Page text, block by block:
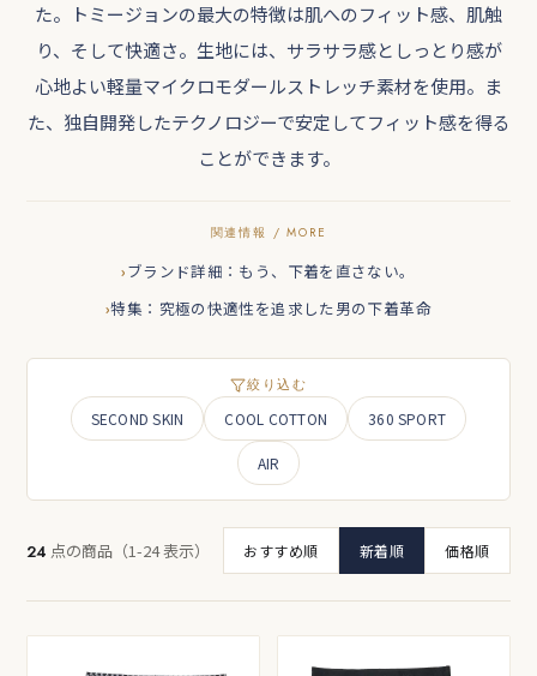
た。トミージョンの最大の特徴は肌へのフィット感、肌触
り、そして快適さ。生地には、サラサラ感としっとり感が
心地よい軽量マイクロモダールストレッチ素材を使用。ま
た、独自開発したテクノロジーで安定してフィット感を得る
ことができます。
ブランド詳細：もう、下着を直さない。
特集：究極の快適性を追求した男の下着革命
絞り込む
SECOND SKIN COOL COTTON 360 SPORT
AIR
24 点の商品（1-24 表示） おすすめ順 新着順 価格順